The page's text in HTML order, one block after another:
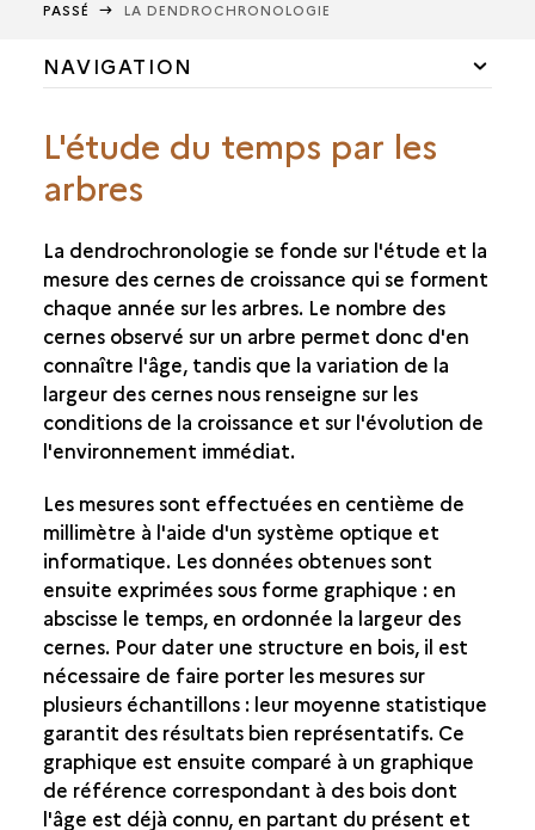
PASSÉ
LA DENDROCHRONOLOGIE
NAVIGATION
QUEL AVENIR POUR LES LACS ?
LES ACTEURS DE LA RECHERCHE
DATER ET ANALYSER LE PASSÉ
LA DENDROCHRONOLOGIE
LA PALYNOLOGIE
LA CARPOLOGIE
L'étude du temps par les
arbres
La dendrochronologie se fonde sur l'étude et la
mesure des cernes de croissance qui se forment
chaque année sur les arbres. Le nombre des
cernes observé sur un arbre permet donc d'en
connaître l'âge, tandis que la variation de la
largeur des cernes nous renseigne sur les
conditions de la croissance et sur l'évolution de
l'environnement immédiat.
Les mesures sont effectuées en centième de
millimètre à l'aide d'un système optique et
informatique. Les données obtenues sont
ensuite exprimées sous forme graphique : en
abscisse le temps, en ordonnée la largeur des
cernes. Pour dater une structure en bois, il est
nécessaire de faire porter les mesures sur
plusieurs échantillons : leur moyenne statistique
garantit des résultats bien représentatifs. Ce
graphique est ensuite comparé à un graphique
de référence correspondant à des bois dont
l'âge est déjà connu, en partant du présent et